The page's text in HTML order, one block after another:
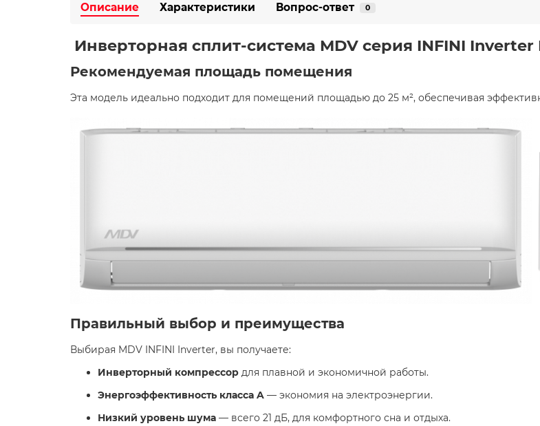
Описание Характеристики Вопрос-ответ 0
Инверторная сплит-система MDV серия INFINI Inverter
Рекомендуемая площадь помещения
Эта модель идеально подходит для помещений площадью до 25 м², обеспечивая
Правильный выбор и преимущества
Выбирая MDV INFINI Inverter, вы получаете:​
​Инверторный компрессор для плавной и экономичной работы.
​Энергоэффективность класса A — экономия на электроэнергии.
​Низкий уровень шума — всего 21 дБ, для комфортного сна и отдыха.